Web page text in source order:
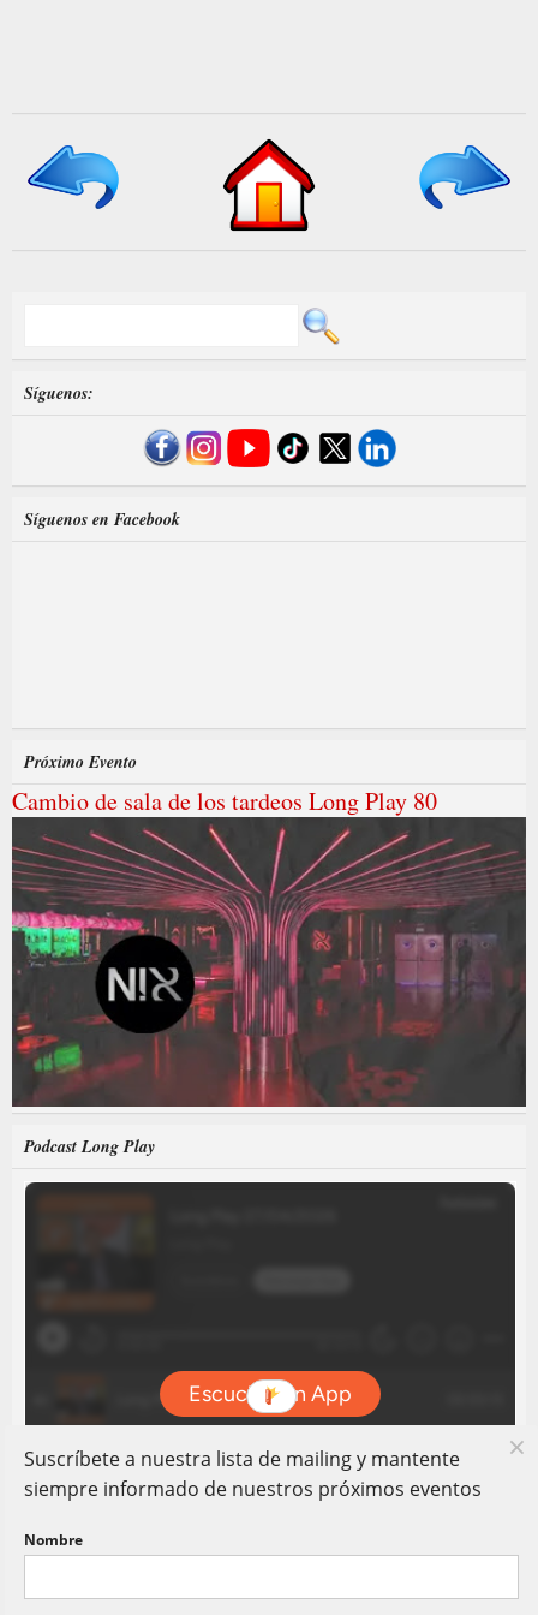
Síguenos:
Síguenos en Facebook
Próximo Evento
Cambio de sala de los tardeos Long Play 80
Podcast Long Play
Suscríbete a nuestra lista de mailing y mantente
siempre informado de nuestros próximos eventos
Nombre